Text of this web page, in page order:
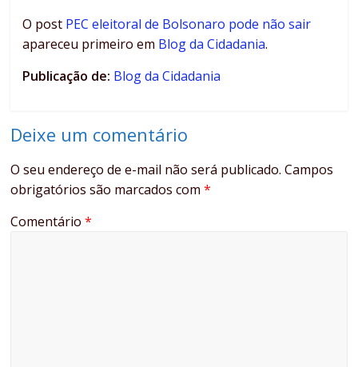
O post PEC eleitoral de Bolsonaro pode não sair
apareceu primeiro em Blog da Cidadania.
Publicação de: Blog da Cidadania
Deixe um comentário
O seu endereço de e-mail não será publicado. Campos
obrigatórios são marcados com*
Comentário*